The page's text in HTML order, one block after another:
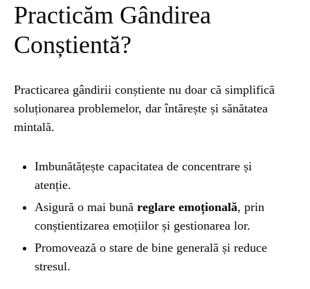
Practicăm Gândirea
Conștientă?
Practicarea gândirii conștiente nu doar că simplifică
soluționarea problemelor, dar întărește și sănătatea
mintală.
Imbunătățește capacitatea de concentrare și
atenție.
Asigură o mai bună reglare emoțională, prin
conștientizarea emoțiilor și gestionarea lor.
Promovează o stare de bine generală și reduce
stresul.